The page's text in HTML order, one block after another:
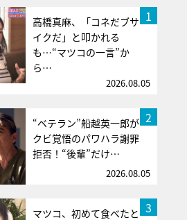
1
高橋真麻、「コネだブサ
イクだ」と叩かれる
も…“マツコの一言”か
ら…
2026.08.05
2
“ベテラン”船越英一郎が
クビ覚悟のパワハラ謝罪
拒否！“後輩”だけ…
2026.08.05
3
マツコ、初めて食べたと